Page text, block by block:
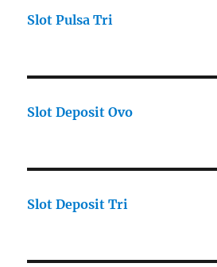
Slot Pulsa Tri
Slot Deposit Ovo
Slot Deposit Tri